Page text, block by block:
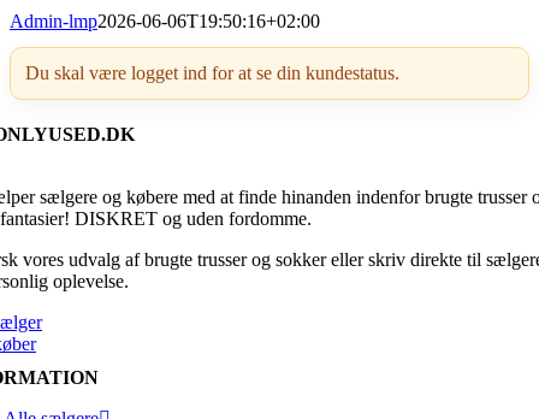
Admin-lmp2026-06-06T19:50:16+02:00
Du skal være logget ind for at se din kundestatus.
sælgere og købere med at finde hinanden indenfor brugte trusser
DISKRET og uden fordomme.
vores udvalg af brugte trusser og sokker eller skriv direkte til
oplevelse.